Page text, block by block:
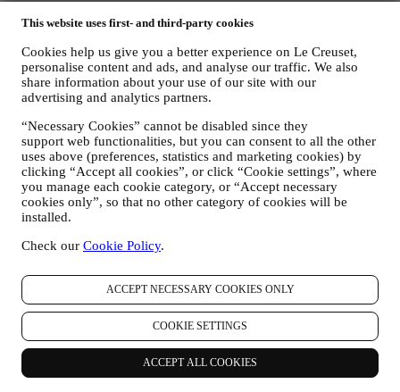
This website uses first- and third-party cookies
Cookies help us give you a better experience on Le Creuset,
personalise content and ads, and analyse our traffic. We also
share information about your use of our site with our
advertising and analytics partners.
“Necessary Cookies” cannot be disabled since they
support web functionalities, but you can consent to all the other
uses above (preferences, statistics and marketing cookies) by
clicking “Accept all cookies”, or click “Cookie settings”, where
you manage each cookie category, or “Accept necessary
cookies only”, so that no other category of cookies will be
installed.
Check our Cookie Policy.
ACCEPT NECESSARY COOKIES ONLY
COOKIE SETTINGS
ACCEPT ALL COOKIES
ofertas o comunicaciones genéricos. Para obtener más
eliminarlas, visite nuestra Política de cookiesaquí.
Valoración del producto. En caso de que haya comprado uno
de nuestros productos, podemos enviar un correo electrónico
solicitando la opinión sobre sus productos. Estamos
interesados en las opiniones de los productos de nuestros
clientes (si desean proporcionar dicha información) para
mejorar constantemente nuestros productos y servicios. Al
final del proceso de compra, también podemos invitarle a
escribir su opinión del producto. La opinión no es obligatoria,
y usted es libre de enviarla o no.
Whatsapp para empresas. Algunas de nuestras tiendas físicas
solicitan, con el único fin de prestarles asistencia y enviarles
destinado a realizar la venta de nuestros productos. No se
solicitarán datos de tarjetas de crédito ni otra información
sensible a través de WhatsApp. Puede obtener más
información sobre las condiciones y garantías de WhatsApp
para la transferencia internacional de sus datos en
https://www.whatsapp.com/legal/privacy-policy-eea
ejercer sus derechos de protección de datos, incluido el de